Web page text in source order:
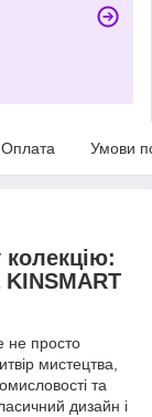
Оплата Умови
не просто
мистецтва,
та
дизайн і